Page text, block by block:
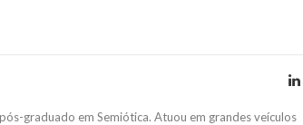
graduado em Semiótica. Atuou em grandes veículos